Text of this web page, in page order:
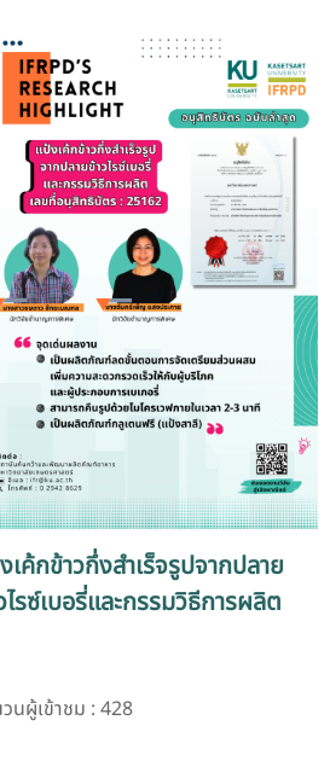
เค้กข้าวกึ่งสำเร็จรูปจากปลาย
ไรซ์เบอรี่และกรรมวิธีการผลิต
นผู้เข้าชม : 428